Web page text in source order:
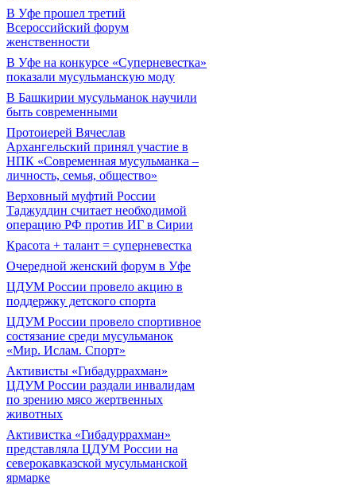
В Уфе прошел третий
Всероссийский форум
женственности
В Уфе на конкурсе «Суперневестка»
показали мусульманскую моду
В Башкирии мусульманок научили
быть современными
Протоиерей Вячеслав
Архангельский принял участие в
НПК «Современная мусульманка –
личность, семья, общество»
Верховный муфтий России
Таджуддин считает необходимой
операцию РФ против ИГ в Сирии
Красота + талант = суперневестка
Очередной женский форум в Уфе
ЦДУМ России провело акцию в
поддержку детского спорта
ЦДУМ России провело спортивное
состязание среди мусульманок
«Мир. Ислам. Спорт»
Активисты «Гибадуррахман»
ЦДУМ России раздали инвалидам
по зрению мясо жертвенных
животных
Активистка «Гибадуррахман»
представляла ЦДУМ России на
северокавказской мусульманской
ярмарке